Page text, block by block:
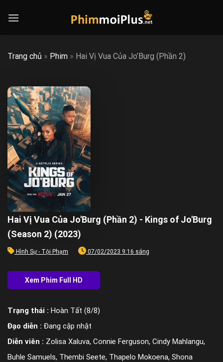
Trang chủ » Phim » Hai Vị Vua Của Jo’Burg (Phần 2)
Hai Vị Vua Của Jo'Burg (Phần 2) - Kings of Jo'Burg
(Season 2) (2023)
Hình Sự - Tội Phạm 07/02/2023 9:16 sáng
Trạng thái : Hoàn Tất (8/8)
Đạo diễn : Đang cập nhật
Diễn viên : Zolisa Xaluva, Connie Ferguson, Cindy Mahlangu,
Buhle Samuels, Thembi Seete, Thapelo Mokoena, Shona